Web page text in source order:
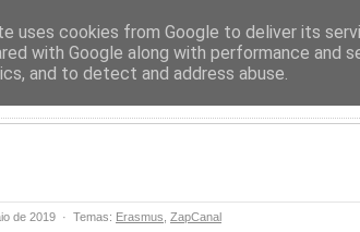
de 2019 · Temas: Erasmus ZapCanal
uses cookies from Google to deliver its
with Google along with performance and
and to detect and address abuse.